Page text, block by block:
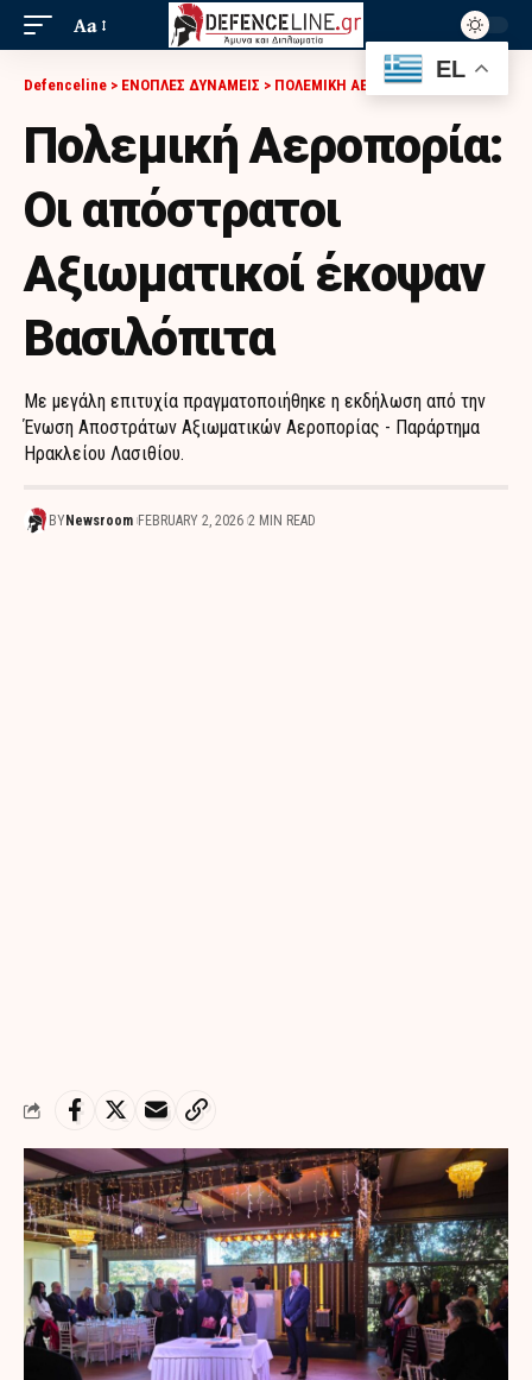
Aa
Defenceline > ΕΝΟΠΛΕΣ ΔΥΝΑΜΕΙΣ > ΠΟΛΕΜΙΚΗ ΑΕΡΟΠΟΡΙΑ
Πολεμική Αεροπορία:
Οι απόστρατοι
Αξιωματικοί έκοψαν
Βασιλόπιτα
Με μεγάλη επιτυχία πραγματοποιήθηκε η εκδήλωση από την
Ένωση Αποστράτων Αξιωματικών Αεροπορίας - Παράρτημα
Ηρακλείου Λασιθίου.
BY Newsroom FEBRUARY 2, 2026 2 MIN READ
EL